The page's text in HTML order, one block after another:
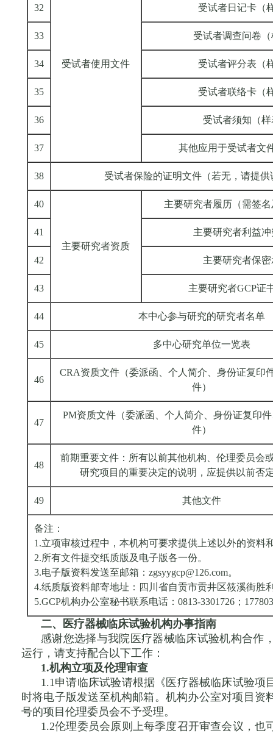
受试者使用文件
32 受试者日记卡（
33 受试者调查问卷
34 受试者评分表（
35 受试者联络卡（
36 受试者须知（
37 其他应用于受试者文
38 受试者保险的证明文件（若无，请提供
40
主要研究者资质
主要研究者履历（需签
41 主要研究者利益
42 主要研究者保
43 主要研究者GCP证
44 本中心参与研究的研究者名单
45 多中心研究单位一览表
46
CRA资质文件（委派函、个人简介、身份证复印
件）
47
PM资质文件（委派函、个人简介、身份证复印
件）
48
前期重要文件：所有以前其他机构、伦理委员会
研究项目的重要决定的说明，应提供以前否
49 其他文件
备注：
1.立项审核过程中，本机构可要求提供上述以外的资料
2.所有文件提交纸质版及电子版各一份。
3.电子版资料发送至邮箱：zgsyygcp@126.com。
4.纸质版资料邮寄地址：四川省自贡市贡井区筱溪街胜
5.GCP机构办公室秘书联系电话：0813-3301726；
二、医疗器械临床试验机构办事指南
感谢您选择与我院医疗器械临床试验机构合作
运行，请支持配合以下工作：
1.机构立项及伦理审查
1.1申请临床试验请根据《医疗器械临床试验
时将电子版发送至机构邮箱。机构办公室对项目
号的项目伦理委员会不予受理。
1.2伦理委员会原则上每季度召开审查会议，